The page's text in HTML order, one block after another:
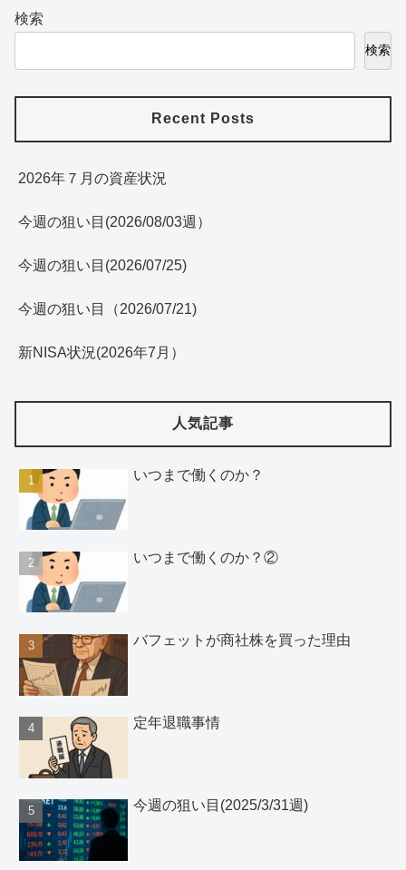
検索
検索
Recent Posts
2026年７月の資産状況
今週の狙い目(2026/08/03週）
今週の狙い目(2026/07/25)
今週の狙い目（2026/07/21)
新NISA状況(2026年7月）
人気記事
いつまで働くのか？
いつまで働くのか？②
バフェットが商社株を買った理由
定年退職事情
今週の狙い目(2025/3/31週)